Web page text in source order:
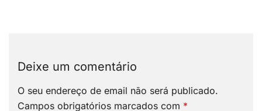
Deixe um comentário
O seu endereço de email não será publicado.
Campos obrigatórios marcados com *